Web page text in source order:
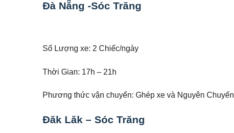
Đà Nẵng -Sóc Trăng
Số Lượng xe: 2 Chiếc/ngày
Thời Gian: 17h – 21h
Phương thức vận chuyển: Ghép xe và Nguyên Chuyến
Đăk Lăk – Sóc Trăng